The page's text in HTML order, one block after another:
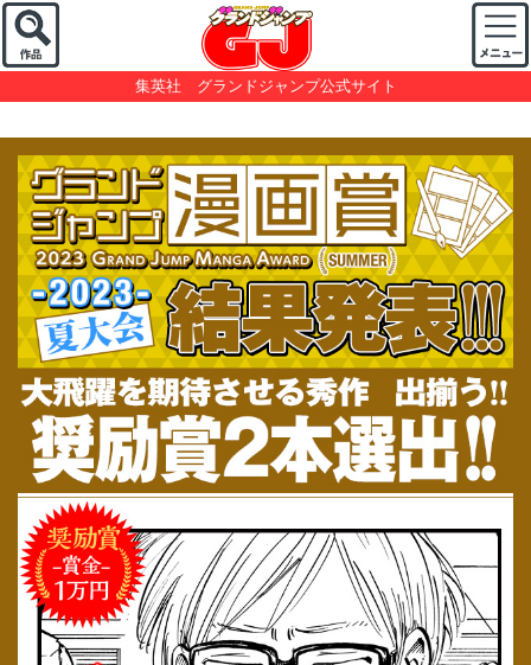
集英社 グランドジャンプ公式サイト